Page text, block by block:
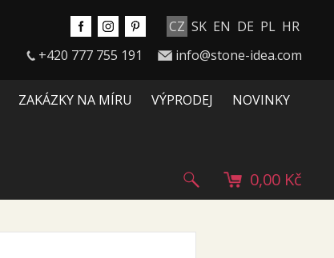
CZ SK EN DE PL HR
+420 777 755 191
info@stone-idea.com
ZAKÁZKY NA MÍRU VÝPRODEJ NOVINKY
0,00 Kč